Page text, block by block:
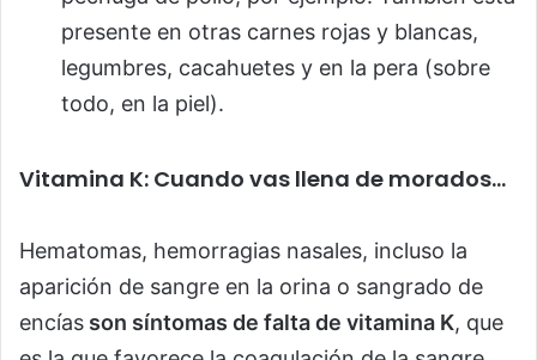
presente en otras carnes rojas y blancas,
legumbres, cacahuetes y en la pera (sobre
todo, en la piel).
Vitamina K: Cuando vas llena de morados…
Hematomas, hemorragias nasales, incluso la
aparición de sangre en la orina o sangrado de
encías son síntomas de falta de vitamina K, que